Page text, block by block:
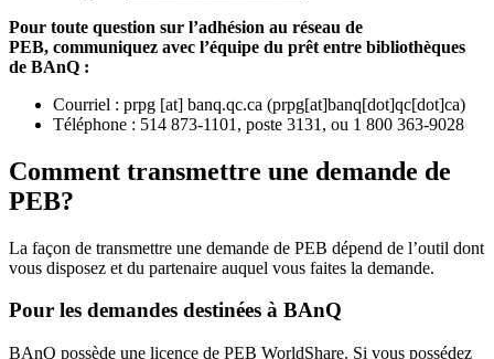
Pour toute question sur l’adhésion au réseau de
PEB, communiquez avec l’équipe du prêt entre bibliothèques
de BAnQ :
Courriel : prpg [at] banq.qc.ca (prpg[at]banq[dot]qc[dot]ca)
Téléphone : 514 873-1101, poste 3131, ou 1 800 363-9028
Comment transmettre une demande de
PEB?
La façon de transmettre une demande de PEB dépend de l’outil dont
vous disposez et du partenaire auquel vous faites la demande.
Pour les demandes destinées à BAnQ
BAnQ possède une licence de PEB WorldShare. Si vous possédez